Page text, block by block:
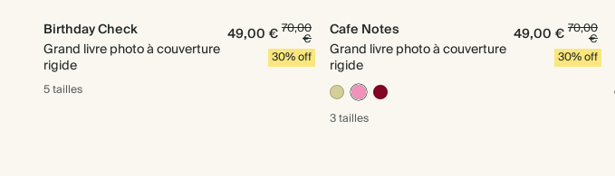
Birthday Check
Grand livre photo à couverture
rigide
49,00 €70,00
€
30% off
5 tailles
Cafe Notes
Grand livre photo à couverture
rigide
49,00 €70,00
€
30% off
3 tailles